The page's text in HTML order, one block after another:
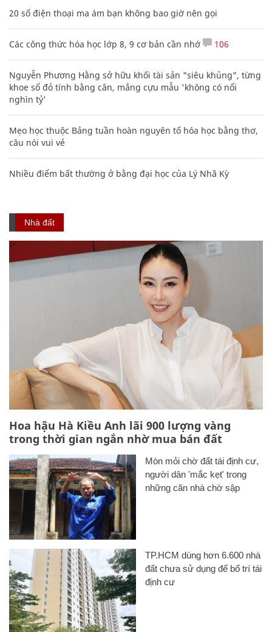
20 số điện thoại ma ám bạn không bao giờ nên gọi
Các công thức hóa học lớp 8, 9 cơ bản cần nhớ 106
Nguyễn Phương Hằng sở hữu khối tài sản "siêu khủng", từng
khoe sổ đỏ tính bằng cân, mắng cựu mẫu 'không có nổi
nghìn tỷ'
Mẹo học thuộc Bảng tuần hoàn nguyên tố hóa học bằng thơ,
câu nói vui vẻ
Nhiều điểm bất thường ở bằng đại học của Lý Nhã Kỳ
Nhà đất
Hoa hậu Hà Kiều Anh lãi 900 lượng vàng
trong thời gian ngắn nhờ mua bán đất
Mòn mỏi chờ đất tái định cư,
người dân 'mắc kẹt' trong
những căn nhà chờ sập
TP.HCM dùng hơn 6.600 nhà
đất chưa sử dụng để bố trí tái
định cư